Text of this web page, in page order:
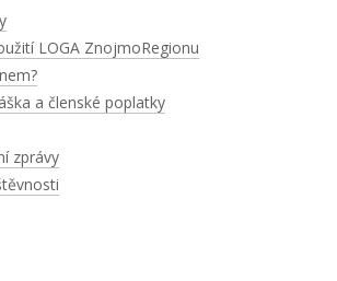
LOGA ZnojmoRegionu
a členské poplatky
zprávy